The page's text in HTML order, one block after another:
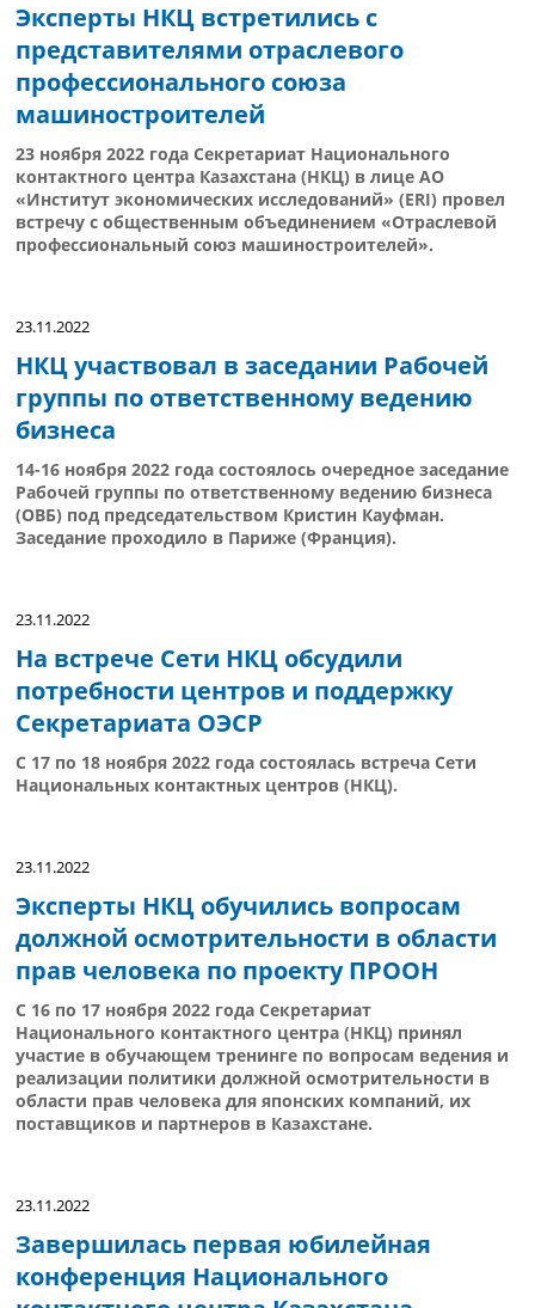
Эксперты НКЦ встретились с
представителями отраслевого
профессионального союза
машиностроителей
23 ноября 2022 года Секретариат Национального
контактного центра Казахстана (НКЦ) в лице АО
«Институт экономических исследований» (ERI) провел
встречу с общественным объединением «Отраслевой
профессиональный союз машиностроителей».
23.11.2022
НКЦ участвовал в заседании Рабочей
группы по ответственному ведению
бизнеса
14-16 ноября 2022 года состоялось очередное заседание
Рабочей группы по ответственному ведению бизнеса
(ОВБ) под председательством Кристин Кауфман.
Заседание проходило в Париже (Франция).
23.11.2022
На встрече Сети НКЦ обсудили
потребности центров и поддержку
Секретариата ОЭСР
С 17 по 18 ноября 2022 года состоялась встреча Сети
Национальных контактных центров (НКЦ).
23.11.2022
Эксперты НКЦ обучились вопросам
должной осмотрительности в области
прав человека по проекту ПРООН
С 16 по 17 ноября 2022 года Секретариат
Национального контактного центра (НКЦ) принял
участие в обучающем тренинге по вопросам ведения и
реализации политики должной осмотрительности в
области прав человека для японских компаний, их
поставщиков и партнеров в Казахстане.
23.11.2022
Завершилась первая юбилейная
конференция Национального